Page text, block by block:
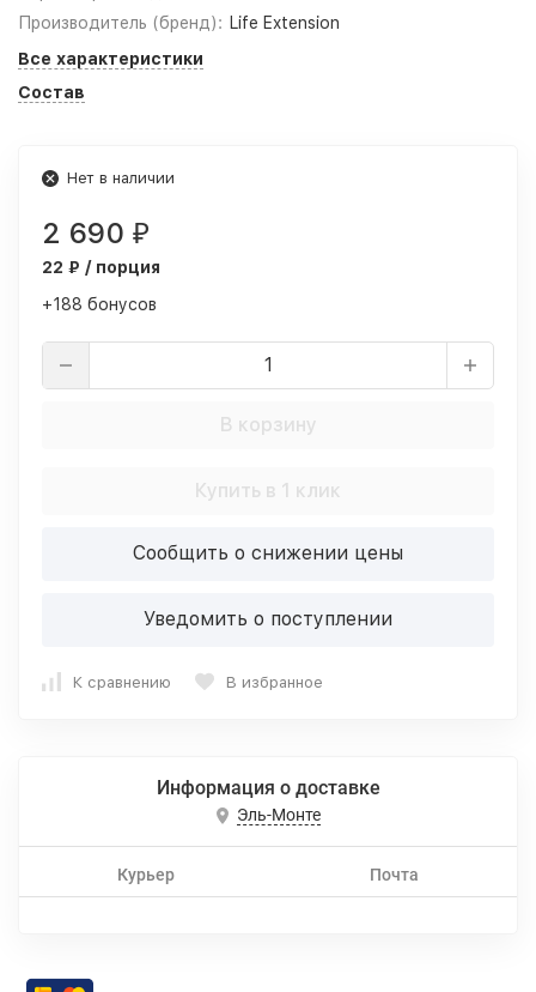
Производитель (бренд): Life Extension
Все характеристики
Состав
Нет в наличии
2 690 ₽
22 ₽ / порция
+188 бонусов
В корзину
Купить в 1 клик
Сообщить о снижении цены
Уведомить о поступлении
К сравнению В избранное
Информация о доставке
Эль-Монте
Курьер Почта